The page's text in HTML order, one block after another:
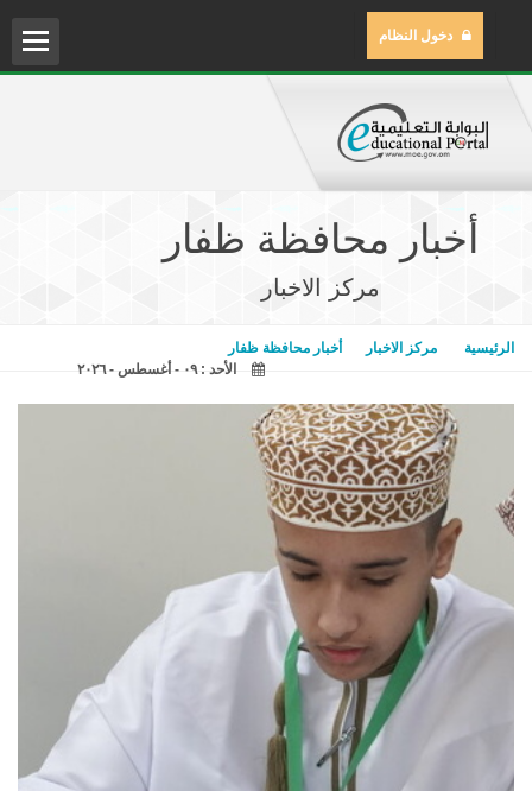
دخول النظام
أخبار محافظة ظفار
مركز الاخبار
الرئيسية مركز الاخبار
أخبار محافظة ظفار
الأحد : ٠٩ - أغسطس - ٢٠٢٦